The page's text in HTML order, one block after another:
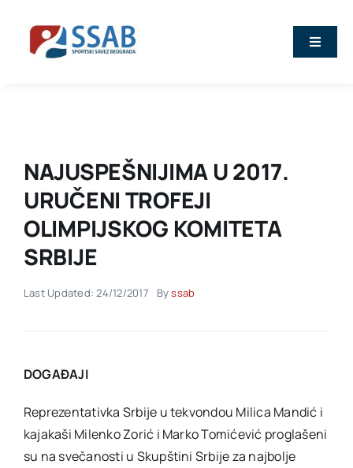
content
Toggle
Kalendar
Članovi
Kontakt
NAJUSPEŠNIJIMA U 2017.
URUČENI TROFEJI
OLIMPIJSKOG KOMITETA
SRBIJE
Last Updated: 24/12/2017 Byssab
DOGAĐAJI
Reprezentativka Srbije u tekvondou Milica Mandić i
kajakaši Milenko Zorić i Marko Tomićević proglašeni
su na svečanosti u Skupštini Srbije za najbolje